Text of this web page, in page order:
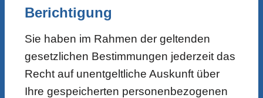
Berichtigung
Sie haben im Rahmen der geltenden
gesetzlichen Bestimmungen jederzeit das
Recht auf unentgeltliche Auskunft über
Ihre gespeicherten personenbezogenen